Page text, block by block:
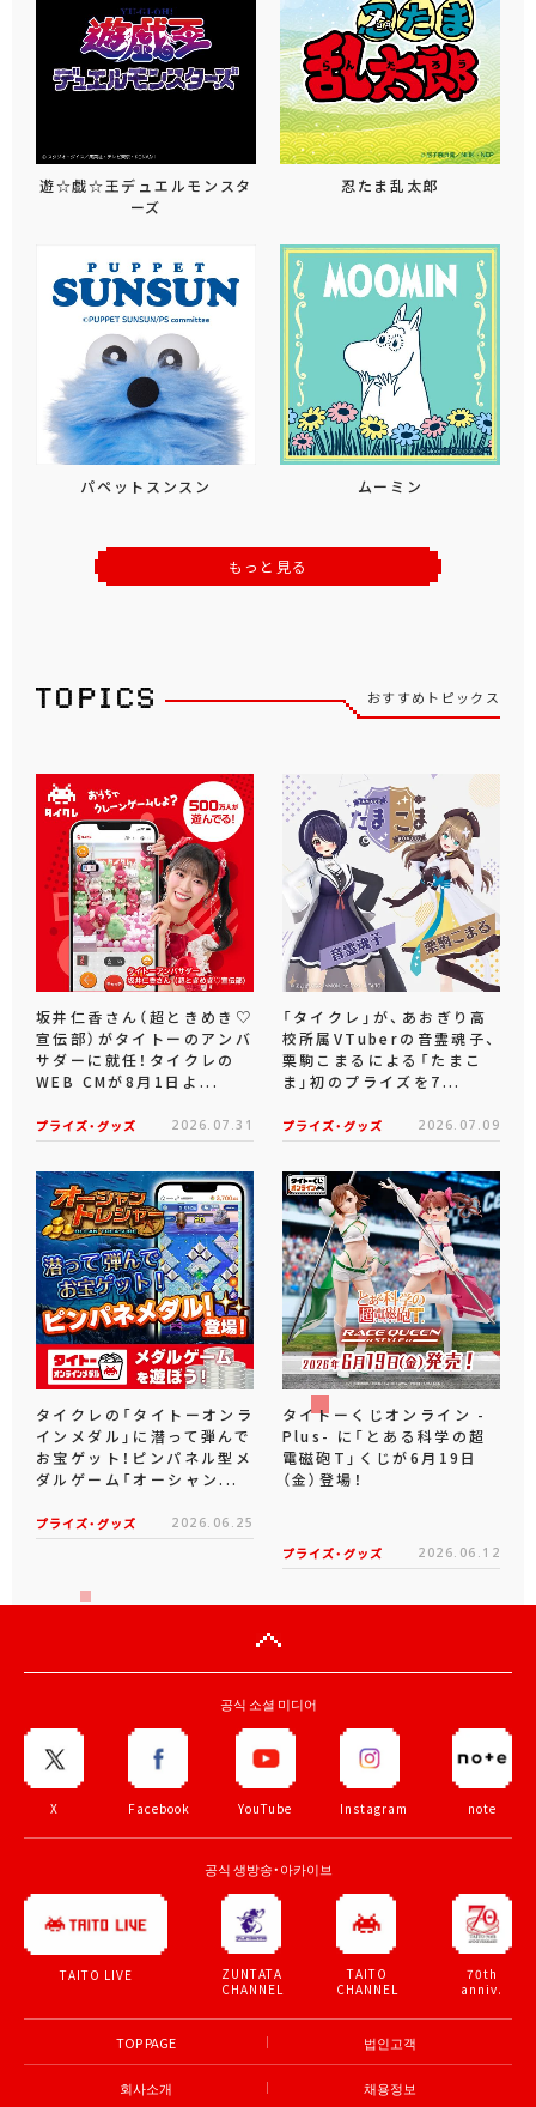
遊☆戯☆王デュエルモンスタ
ーズ
忍たま乱太郎
パペットスンスン ムーミン
もっと見る
おすすめトピックス
坂井仁香さん（超ときめき♡
宣伝部）がタイトーのアンバ
サダーに就任！タイクレの
WEB CMが8月1日よ...
プライズ・グッズ 2026.07.31
「タイクレ」が、あおぎり高
校所属VTuberの音霊魂子、
栗駒こまるによる「たまこ
ま」初のプライズを7...
プライズ・グッズ 2026.07.09
タイクレの「タイトーオンラ
インメダル」に潜って弾んで
お宝ゲット！ピンパネル型メ
ダルゲーム「オーシャン...
プライズ・グッズ 2026.06.25
タイトーくじオンライン -
Plus- に「とある科学の超
電磁砲T」くじが6月19日
（金）登場！
プライズ・グッズ 2026.06.12
공식 소셜 미디어
X Facebook YouTube Instagram note
공식 생방송・아카이브
TAITO LIVE
ZUNTATA
CHANNEL
TAITO
CHANNEL
70th
anniv.
TOP PAGE 법인고객
회사소개 채용정보